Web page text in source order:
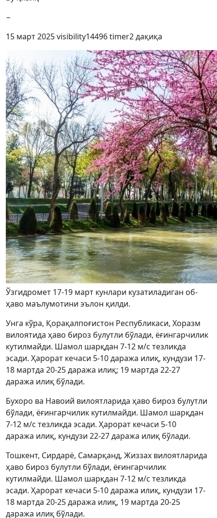
−
15 март 2025visibility14496timer2 дақиқа
Ўзгидромет 17-19 март кунлари кузатиладиган об-
ҳаво маълумотини эълон қилди.
Унга кўра, Қорақалпоғистон Республикаси, Хоразм
вилоятида ҳаво бироз булутли бўлади, ёғингарчилик
кутилмайди. Шамол шарқдан 7-12 м/с тезликда
эсади. Ҳарорат кечаси 5-10 даража илиқ, кундузи 17-
18 мартда 20-25 даража илиқ; 19 мартда 22-27
даража илиқ бўлади.
Бухоро ва Навоий вилоятларида ҳаво бироз булутли
бўлади, ёғингарчилик кутилмайди. Шамол шарқдан
7-12 м/с тезликда эсади. Ҳарорат кечаси 5-10
даража илиқ, кундузи 22-27 даража илиқ бўлади.
Тошкент, Сирдарё, Самарқанд, Жиззах вилоятларида
ҳаво бироз булутли бўлади, ёғингарчилик
кутилмайди. Шамол шарқдан 7-12 м/с тезликда
эсади. Ҳарорат кечаси 5-10 даража илиқ, кундузи 17-
18 мартда 20-25 даража илиқ, 19 мартда 20-25
даража илиқ бўлади.